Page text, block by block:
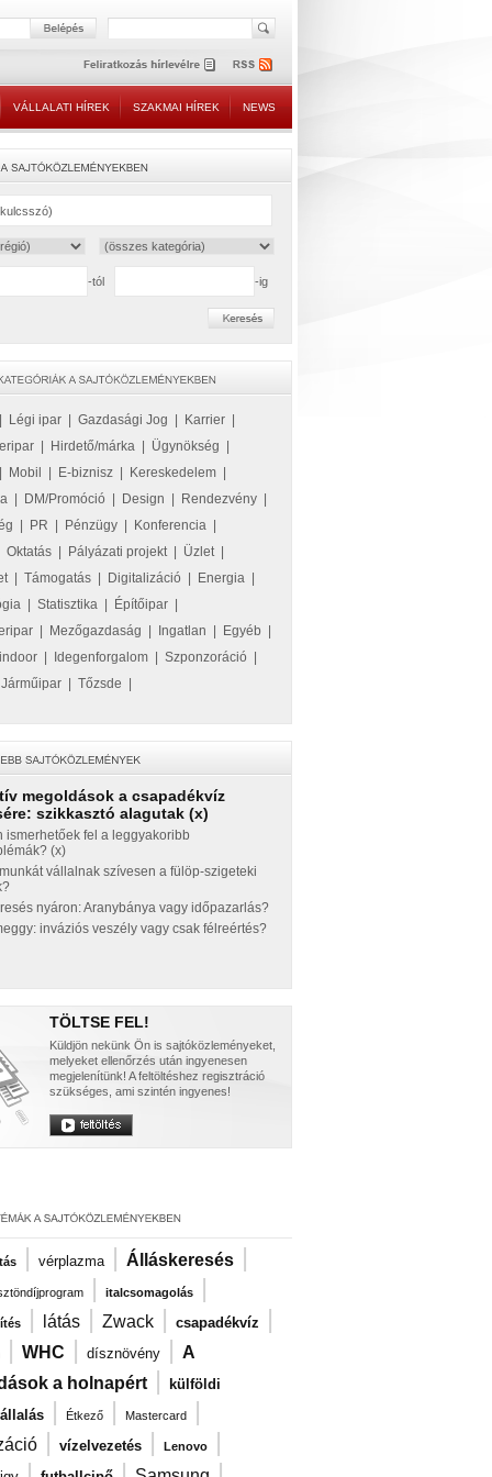
VÁLLALATI HÍREK SZAKMAI HÍREK NEWS
-tól -ig
Légi ipar Gazdasági Jog Karrier
Hirdető/márka Ügynökség
Mobil E-biznisz Kereskedelem
DM/Promóció Design Rendezvény
PR Pénzügy Konferencia
Oktatás Pályázati projekt| Üzlet|
| Támogatás Digitalizáció Energia
Statisztika Építőipar
Mezőgazdaság Ingatlan Egyéb
Idegenforgalom Szponzoráció
Járműipar Tőzsde
megoldások a csapadékvíz
szikkasztó alagutak (x)
ismerhetőek fel a leggyakoribb
(x)
vállalnak szívesen a fülöp-szigeteki
nyáron: Aranybánya vagy időpazarlás?
inváziós veszély vagy csak félreértés?
TÖLTSE FEL!
Küldjön nekünk Ön is sajtóközleményeket,
melyeket ellenőrzés után ingyenesen
megjelenítünk! A feltöltéshez regisztráció
szükséges, ami szintén ingyenes!
| vérplazma | Álláskeresés |
| italcsomagolás |
| látás | Zwack | csapadékvíz |
| WHC | dísznövény | A
a holnapért |
külföldi
| Étkező | Mastercard |
| vízelvezetés | Lenovo |